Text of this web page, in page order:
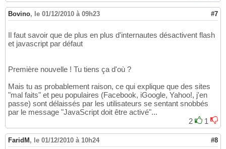
Bovino, le 01/12/2010 à 09h23 #7
Il faut savoir que de plus en plus d'internautes désactivent flash
et javascript par défaut
Première nouvelle ! Tu tiens ça d'où ?
Mais tu as probablement raison, ce qui explique que des sites
"mal faits" et peu populaires (Facebook, iGoogle, Yahoo!, j'en
passe) sont délaissés par les utilisateurs se sentant snobbés
par le message "JavaScript doit être activé"...
2
1
FaridM , le 01/12/2010 à 10h24 #8